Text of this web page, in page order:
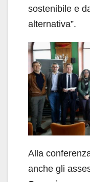
sostenibile e
alternativa”.
Alla
anche gli